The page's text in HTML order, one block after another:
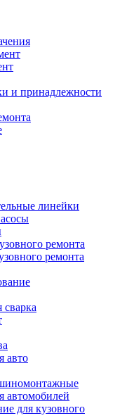
и принадлежности
линейки
ремонта
ремонта
сварка
авто
автомобилей
для кузовного